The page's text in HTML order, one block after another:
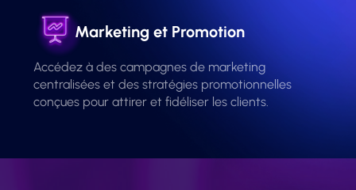
Marketing et Promotion
Accédez à des campagnes de marketing
centralisées et des stratégies promotionnelles
conçues pour attirer et fidéliser les clients.